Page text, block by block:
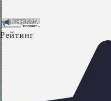
Рейтинг